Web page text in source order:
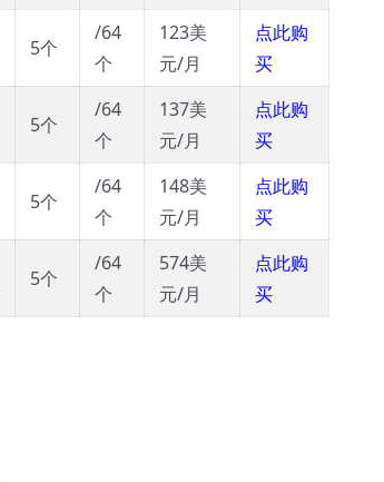
5个
/64
个
123美
元/月
点此购
买
5个
/64
个
137美
元/月
点此购
买
5个
/64
个
148美
元/月
点此购
买
5个
/64
个
574美
元/月
点此购
买